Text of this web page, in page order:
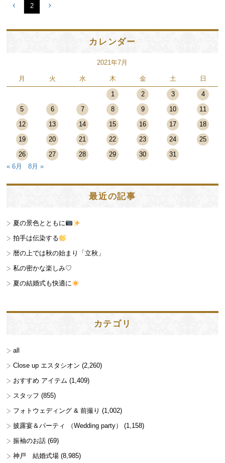
2
カレンダー
2021年7月
月 火 水 木 金 土 日
1 2 3
4
5
6 7 8 9 10
11
12
13 14 15 16 17
18
19
20 21 22 23 24
25
26
27 28 29 30
31
« 6月
8月 »
最近の記事
夏の景色とともに
拍手は伝染する
暦の上では秋の始まり「立秋」
私の密かな楽しみ♡
夏の結婚式も快適に
カテゴリ
all
Close up エスタシオン (2,260)
おすすめ アイテム (1,409)
スタッフ (855)
フォトウェディング & 前撮り (1,002)
披露宴＆パーティ （Wedding party）
(1,158)
振袖のお話 (69)
神戸 結婚式場 (8,985)